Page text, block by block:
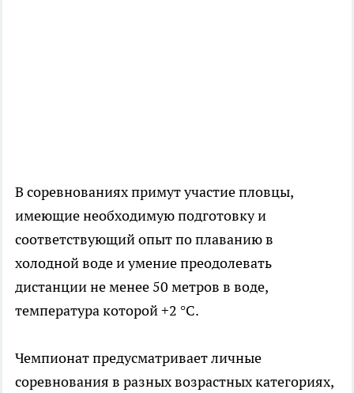
В соревнованиях примут участие пловцы,
имеющие необходимую подготовку и
соответствующий опыт по плаванию в
холодной воде и умение преодолевать
дистанции не менее 50 метров в воде,
температура которой +2 °С.
Чемпионат предусматривает личные
соревнования в разных возрастных категориях,